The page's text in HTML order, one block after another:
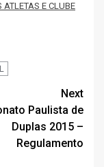
E CLUBE
Next
Paulista de
Duplas 2015 –
Regulamento